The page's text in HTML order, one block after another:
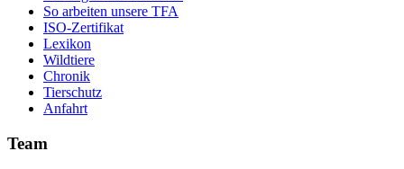
So arbeiten unsere TFA
ISO-Zertifikat
Lexikon
Wildtiere
Chronik
Tierschutz
Anfahrt
Team